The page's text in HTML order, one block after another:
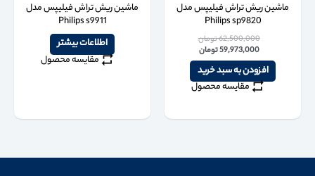
ماشین ریش تراش فیلیپس مدل
Philips sp9820
62,500,000تومان
59,973,000تومان
افزودن به سبد خرید
مقایسه محصول
ماشین ریش تراش فیلیپس مدل
Philips s9911
اطلاعات بیشتر
مقایسه محصول